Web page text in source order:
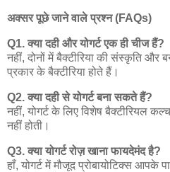
अक्सर पूछे जाने वाले प्रश्न(FAQs)
Q1.क्या दही और योगर्ट एक ही चीज हैं?
नहीं, दोनों में बैक्टीरिया की संस्कृति और
प्रकार के बैक्टीरिया होते हैं।
Q2.क्या दही से योगर्ट बना सकते हैं?
नहीं, योगर्ट के लिए विशेष बैक्टीरियल
नहीं होती।
Q3.क्या योगर्ट रोज़ खाना फायदेमंद है?
हाँ, योगर्ट में मौजूद प्रोबायोटिक्स आपके